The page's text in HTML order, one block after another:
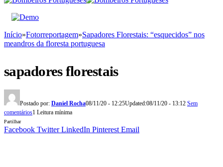
Início»Fotorreportagem»Sapadores Florestais: “esquecidos” nos
meandros da floresta portuguesa
sapadores florestais
Postado por: Daniel Rocha08/11/20 - 12:25Updated:08/11/20 - 13:12 Sem
comentários1 Leitura mínima
Partilhar
Facebook Twitter LinkedIn Pinterest Email